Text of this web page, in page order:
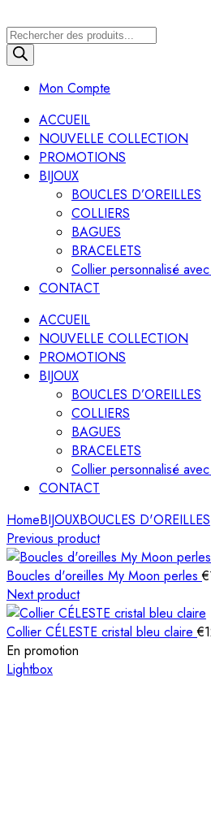
Recherche
de
produits
Mon Compte
ACCUEIL
NOUVELLE COLLECTION
PROMOTIONS
BIJOUX
BOUCLES D’OREILLES
COLLIERS
BAGUES
BRACELETS
Collier personnalisé
CONTACT
ACCUEIL
NOUVELLE COLLECTION
PROMOTIONS
BIJOUX
BOUCLES D’OREILLES
COLLIERS
BAGUES
BRACELETS
Collier personnalisé
CONTACT
HomeBIJOUXBOUCLES D'OREILLES
Previous product
Boucles d'oreilles My Moon perles€
Next product
Collier CÉLESTE cristal bleu claire€
En promotion
Lightbox